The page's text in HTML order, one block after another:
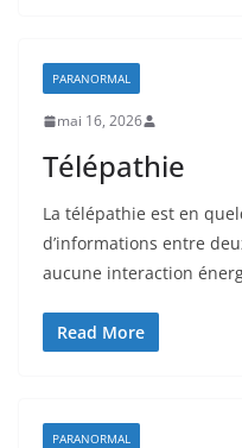
PARANORMAL
mai 16, 2026
Télépathie
La télépathie est en
d’informations entre
aucune interaction
Read More
PARANORMAL